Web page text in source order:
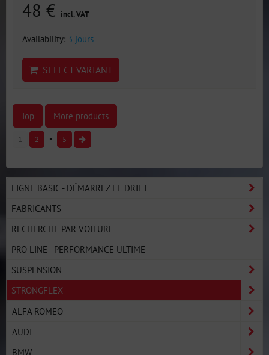
48 € incl. VAT
Availability: 3 jours
SELECT VARIANT
Top More products
1 2 5
LIGNE BASIC - DÉMARREZ LE DRIFT
FABRICANTS
RECHERCHE PAR VOITURE
PRO LINE - PERFORMANCE ULTIME
SUSPENSION
STRONGFLEX
ALFA ROMEO
AUDI
BMW